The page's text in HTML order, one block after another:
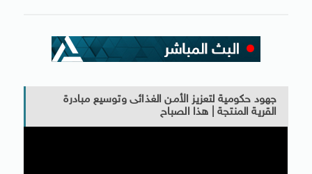
جهود حكومية لتعزيز الأمن الغذائى وتوسيع مبادرة
القرية المنتجة | هذا الصباح